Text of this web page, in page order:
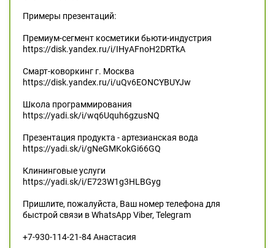
Примеры презентаций:
Премиум-сегмент косметики бьюти-индустрия
https://disk.yandex.ru/i/IHyAFnoH2DRTkA
Смарт-коворкинг г. Москва
https://disk.yandex.ru/i/uQv6EONCYBUYJw
Школа программирования
https://yadi.sk/i/wq6Uquh6gzusNQ
Презентация продукта - артезианская вода
https://yadi.sk/i/gNeGMKokGi66GQ
Клининговые услуги
https://yadi.sk/i/E723W1g3HLBGyg
Пришлите, пожалуйста, Ваш номер телефона для
быстрой связи в WhatsApp Viber, Telegram
+7-930-114-21-84 Анастасия